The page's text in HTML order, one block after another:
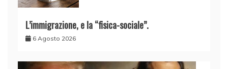
L’immigrazione, e la “fisica-sociale”.
6 Agosto 2026